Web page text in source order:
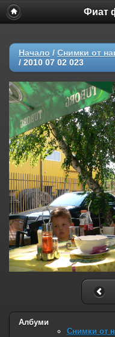
Фиат
Начало / Снимки от
/ 2010 07 02 023
Албуми
Снимки от